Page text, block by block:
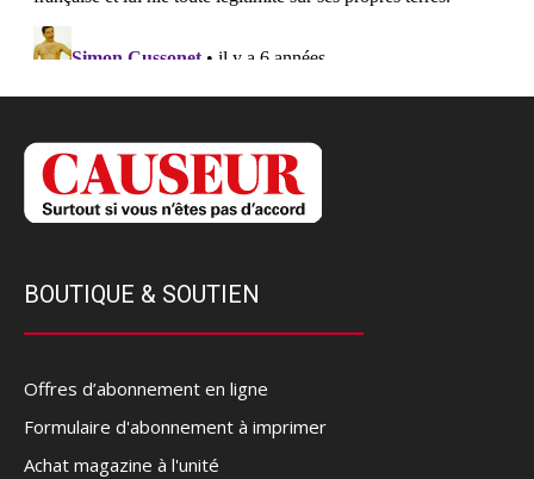
BOUTIQUE & SOUTIEN
Offres d’abonnement en ligne
Formulaire d'abonnement à imprimer
Achat magazine à l'unité